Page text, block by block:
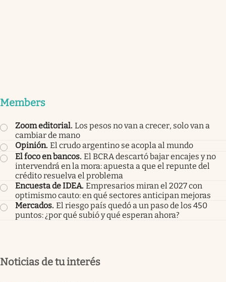
Members
Zoom editorial. Los pesos no van a crecer, solo van a
cambiar de mano
Opinión. El crudo argentino se acopla al mundo
El foco en bancos. El BCRA descartó bajar encajes y no
intervendrá en la mora: apuesta a que el repunte del
crédito resuelva el problema
Encuesta de IDEA. Empresarios miran el 2027 con
optimismo cauto: en qué sectores anticipan mejoras
Mercados. El riesgo país quedó a un paso de los 450
puntos: ¿por qué subió y qué esperan ahora?
Noticias de tu interés